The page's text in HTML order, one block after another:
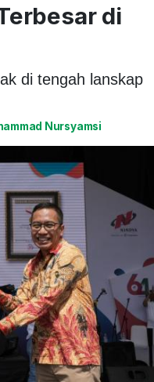
di
di tengah lanskap
Nursyamsi